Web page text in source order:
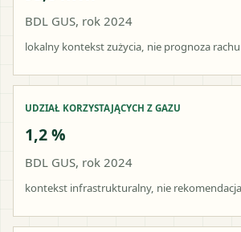
BDL GUS, rok 2024
lokalny kontekst zużycia, nie prognoza
UDZIAŁ KORZYSTAJĄCYCH Z GAZU
1,2 %
BDL GUS, rok 2024
kontekst infrastrukturalny, nie